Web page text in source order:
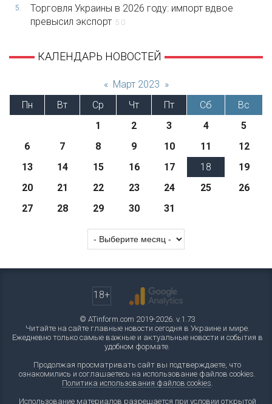
5.
Торговля Украины в 2026 году: импорт вдвое
превысил экспорт 5.0
КАЛЕНДАРЬ НОВОСТЕЙ
« Март 2023 »
Пн
Вт Ср Чт Пт Сб
Вс
1
2 3 4
5
6
7 8 9 10 11
12
13
14 15 16 17 18
19
20
21 22 23 24 25
26
27
28 29 30 31
18+
© ATinform.com 2019-2026. v.1.73
Читайте на сайте главные новости сегодня в Украине и мире.
Ежедневно только самые важные и актуальные новости и события в
удобном формате.
Продолжая просматривать сайт вы подтверждаете, что
ознакомились и соглашаетесь на использование файлов cookies.
Политика использования файлов cookies.
Использование материалов разрешается при условии открытой